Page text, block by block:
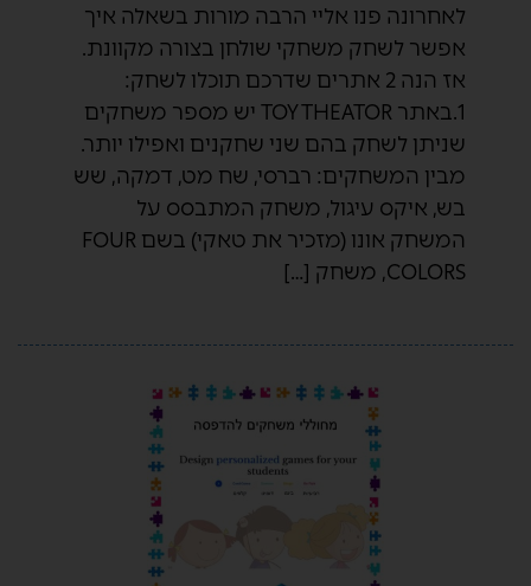
לאחרונה פנו אליי הרבה מורות בשאלה איך
אפשר לשחק משחקי שולחן בצורה מקוונת.
אז הנה 2 אתרים שדרכם תוכלו לשחק:
1.באתר TOY THEATOR יש מספר משחקים
שניתן לשחק בהם שני שחקנים ואפילו יותר.
מבין המשחקים: רברסי, שח מט, דמקה, שש
בש, איקס עיגול, משחק המתבסס על
המשחק אונו (מזכיר את טאקי) בשם FOUR
COLORS, משחק […]